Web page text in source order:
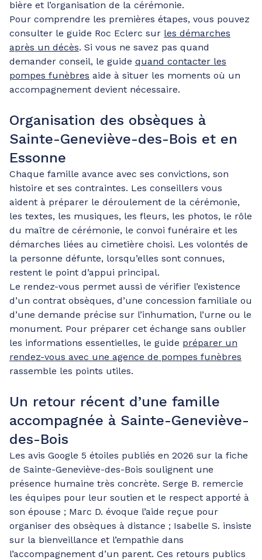
bière et l’organisation de la cérémonie.
Pour comprendre les premières étapes, vous pouvez
consulter le guide Roc Eclerc sur les démarches
après un décès. Si vous ne savez pas quand
demander conseil, le guide quand contacter les
pompes funèbres aide à situer les moments où un
accompagnement devient nécessaire.
Organisation des obsèques à
Sainte-Geneviève-des-Bois et en
Essonne
Chaque famille avance avec ses convictions, son
histoire et ses contraintes. Les conseillers vous
aident à préparer le déroulement de la cérémonie,
les textes, les musiques, les fleurs, les photos, le rôle
du maître de cérémonie, le convoi funéraire et les
démarches liées au cimetière choisi. Les volontés de
la personne défunte, lorsqu’elles sont connues,
restent le point d’appui principal.
Le rendez-vous permet aussi de vérifier l’existence
d’un contrat obsèques, d’une concession familiale ou
d’une demande précise sur l’inhumation, l’urne ou le
monument. Pour préparer cet échange sans oublier
les informations essentielles, le guide préparer un
rendez-vous avec une agence de pompes funèbres
rassemble les points utiles.
Un retour récent d’une famille
accompagnée à Sainte-Geneviève-
des-Bois
Les avis Google 5 étoiles publiés en 2026 sur la fiche
de Sainte-Geneviève-des-Bois soulignent une
présence humaine très concrète. Serge B. remercie
les équipes pour leur soutien et le respect apporté à
son épouse ; Marc D. évoque l’aide reçue pour
organiser des obsèques à distance ; Isabelle S. insiste
sur la bienveillance et l’empathie dans
l’accompagnement d’un parent. Ces retours publics